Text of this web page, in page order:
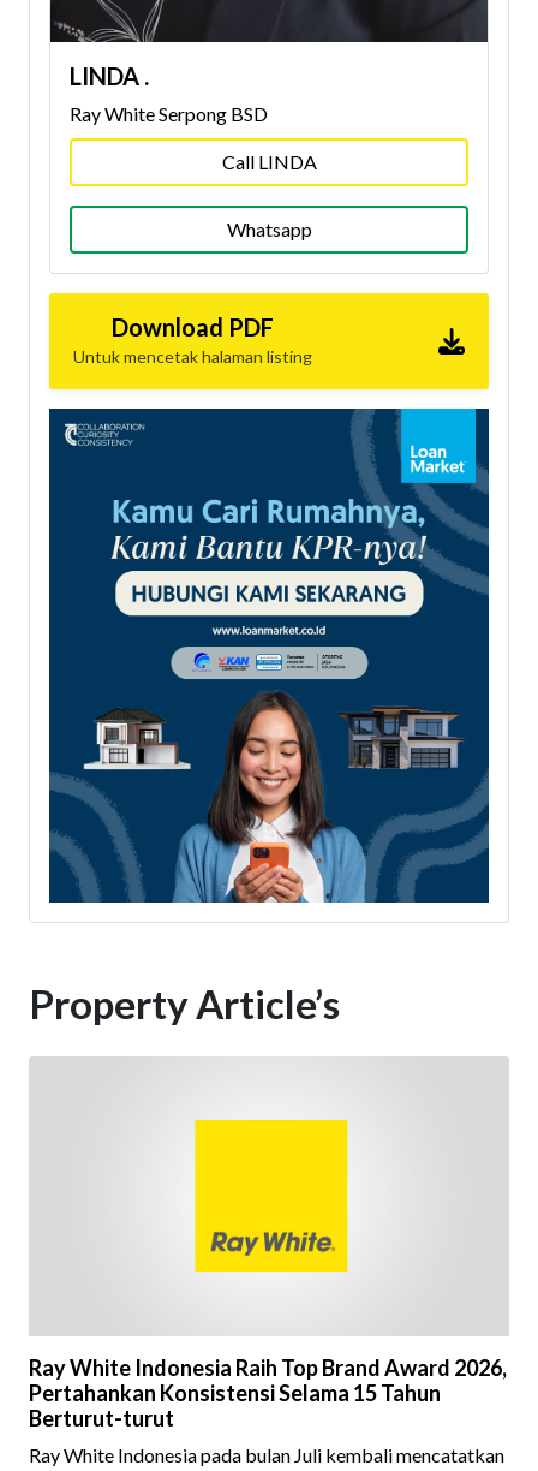
LINDA .
Ray White Serpong BSD
Call LINDA
Whatsapp
Download PDF
Untuk mencetak halaman listing
Property Article’s
Ray White Indonesia Raih Top Brand Award 2026,
Pertahankan Konsistensi Selama 15 Tahun
Berturut-turut
Ray White Indonesia pada bulan Juli kembali mencatatkan